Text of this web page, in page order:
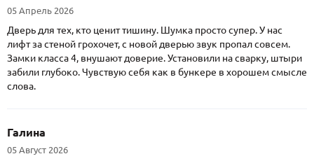
05 Апрель 2026
Дверь для тех, кто ценит тишину. Шумка просто супер. У нас
лифт за стеной грохочет, с новой дверью звук пропал совсем.
Замки класса 4, внушают доверие. Установили на сварку, штыри
забили глубоко. Чувствую себя как в бункере в хорошем смысле
слова.
Галина
05 Август 2026